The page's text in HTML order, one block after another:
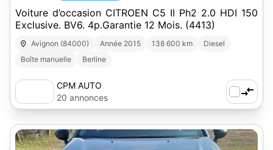
Voiture d’occasion CITROEN C5 II Ph2 2.0 HDI 150
Exclusive. BV6. 4p.Garantie 12 Mois. (4413)
Avignon (84000) Année 2015 138 600 km
Diesel
Boîte manuelle
Berline
CPM AUTO
20 annonces